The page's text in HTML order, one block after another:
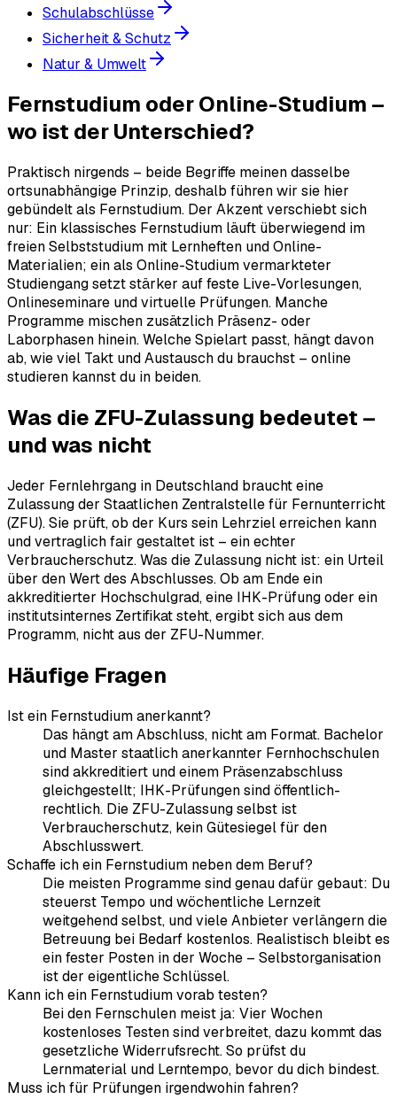
Schulabschlüsse
Sicherheit & Schutz
Natur & Umwelt
Fernstudium oder Online-Studium –
wo ist der Unterschied?
Praktisch nirgends – beide Begriffe meinen dasselbe
ortsunabhängige Prinzip, deshalb führen wir sie hier
gebündelt als Fernstudium. Der Akzent verschiebt sich
nur: Ein klassisches Fernstudium läuft überwiegend im
freien Selbststudium mit Lernheften und Online-
Materialien; ein als Online-Studium vermarkteter
Studiengang setzt stärker auf feste Live-Vorlesungen,
Onlineseminare und virtuelle Prüfungen. Manche
Programme mischen zusätzlich Präsenz- oder
Laborphasen hinein. Welche Spielart passt, hängt davon
ab, wie viel Takt und Austausch du brauchst – online
studieren kannst du in beiden.
Was die ZFU-Zulassung bedeutet –
und was nicht
Jeder Fernlehrgang in Deutschland braucht eine
Zulassung der Staatlichen Zentralstelle für Fernunterricht
(ZFU). Sie prüft, ob der Kurs sein Lehrziel erreichen kann
und vertraglich fair gestaltet ist – ein echter
Verbraucherschutz. Was die Zulassung nicht ist: ein Urteil
über den Wert des Abschlusses. Ob am Ende ein
akkreditierter Hochschulgrad, eine IHK-Prüfung oder ein
institutsinternes Zertifikat steht, ergibt sich aus dem
Programm, nicht aus der ZFU-Nummer.
Häufige Fragen
Ist ein Fernstudium anerkannt?
Das hängt am Abschluss, nicht am Format. Bachelor
und Master staatlich anerkannter Fernhochschulen
sind akkreditiert und einem Präsenzabschluss
gleichgestellt; IHK-Prüfungen sind öffentlich-
rechtlich. Die ZFU-Zulassung selbst ist
Verbraucherschutz, kein Gütesiegel für den
Abschlusswert.
Schaffe ich ein Fernstudium neben dem Beruf?
Die meisten Programme sind genau dafür gebaut: Du
steuerst Tempo und wöchentliche Lernzeit
weitgehend selbst, und viele Anbieter verlängern die
Betreuung bei Bedarf kostenlos. Realistisch bleibt es
ein fester Posten in der Woche – Selbstorganisation
ist der eigentliche Schlüssel.
Kann ich ein Fernstudium vorab testen?
Bei den Fernschulen meist ja: Vier Wochen
kostenloses Testen sind verbreitet, dazu kommt das
gesetzliche Widerrufsrecht. So prüfst du
Lernmaterial und Lerntempo, bevor du dich bindest.
Muss ich für Prüfungen irgendwohin fahren?